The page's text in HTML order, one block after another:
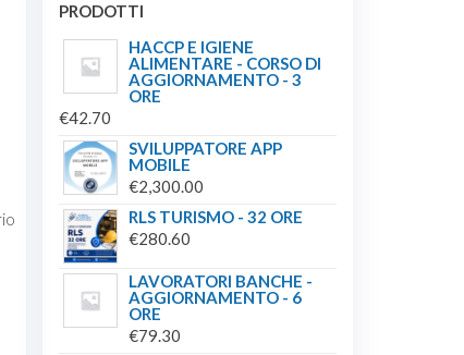
PRODOTTI
HACCP E IGIENE
ALIMENTARE - CORSO DI
AGGIORNAMENTO - 3
ORE
€42.70
SVILUPPATORE APP
MOBILE
€2,300.00
RLS TURISMO - 32 ORE
€280.60
LAVORATORI BANCHE -
AGGIORNAMENTO - 6
ORE
€79.30